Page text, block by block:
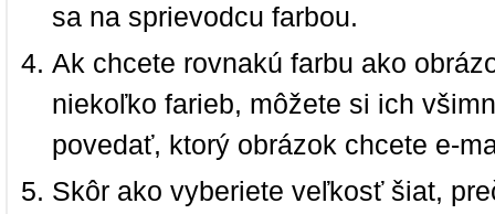
sa na sprievodcu farbou.
Ak chcete rovnakú farbu ako
niekoľko farieb, môžete si ich
povedať, ktorý obrázok chcete e-
Skôr ako vyberiete veľkosť šiat,